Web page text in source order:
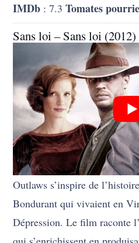
IMDb : 7.3Tomates
Sans loi – Sans loi
Outlaws s’inspire de
Bondurant qui vivaient en
Dépression. Le film raconte